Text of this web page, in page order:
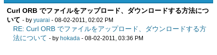
Curl ORB でファイルをアップロード、ダウンロードする方法につ
いて - by yuarai - 08-02-2011, 02:02 PM
RE: Curl ORB でファイルをアップロード、ダウンロードする方
法について - by hokada - 08-02-2011, 03:36 PM